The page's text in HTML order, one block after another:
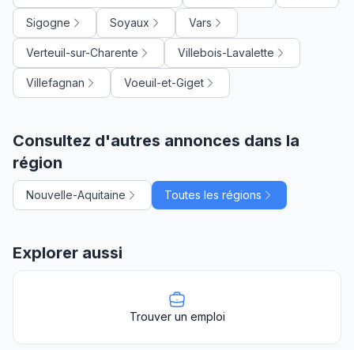
Sigogne Soyaux Vars
Verteuil-sur-Charente Villebois-Lavalette
Villefagnan Voeuil-et-Giget
Consultez d'autres annonces dans la
région
Nouvelle-Aquitaine Toutes les régions
Explorer aussi
Trouver un emploi